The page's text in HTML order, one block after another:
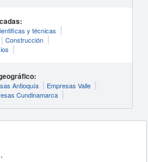
y técnicas
Construcción
Antioquía
Empresas Valle
Cundinamarca